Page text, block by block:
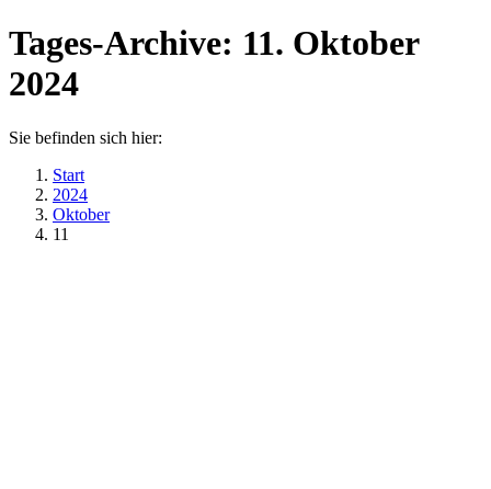
Tages-Archive: 11. Oktober
2024
Sie befinden sich hier:
Start
2024
Oktober
11